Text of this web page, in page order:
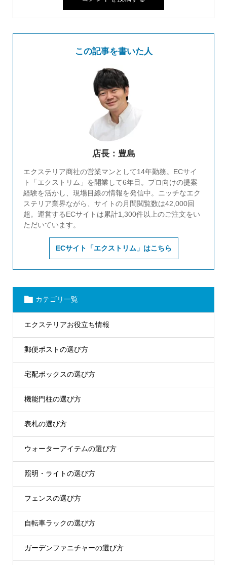
この記事を書いた人
店長：豊島
エクステリア商社の営業マンとして14年勤務。ECサイ
ト「エクストリム」を開業して6年目。プロ向けの提案
経験を活かし、現場目線の情報を発信中。ニッチなエク
ステリア業界ながら、サイトの月間閲覧数は42,000回
超。運営するECサイトは累計1,300件以上のご注文をい
ただいています。
ECサイト「エクストリム」はこちら
カテゴリ一覧
エクステリアお役立ち情報
郵便ポストの選び方
宅配ボックスの選び方
機能門柱の選び方
表札の選び方
ウォーターアイテムの選び方
照明・ライトの選び方
フェンスの選び方
自転車ラックの選び方
ガーデンファニチャーの選び方